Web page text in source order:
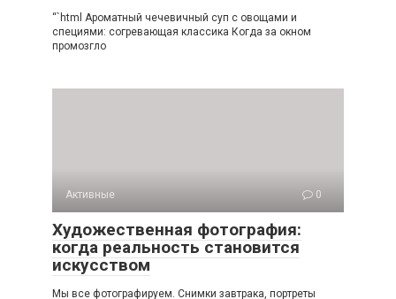
“`html Ароматный чечевичный суп с овощами и
специями: согревающая классика Когда за окном
промозгло
Активные 0
Художественная фотография:
когда реальность становится
искусством
Мы все фотографируем. Снимки завтрака, портреты